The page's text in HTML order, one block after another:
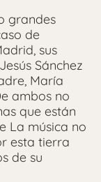
grandes
de
sus
Sánchez
María
ambos no
que están
La música no
esta tierra
de su